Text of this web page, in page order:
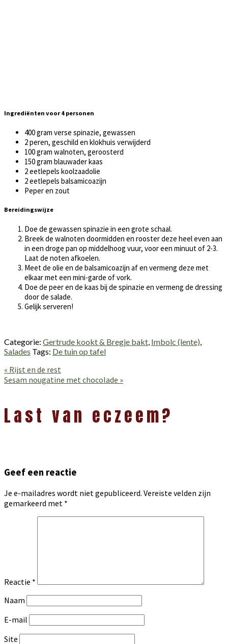
Ingrediënten voor 4 personen
400 gram verse spinazie, gewassen
2 peren, geschild en klokhuis verwijderd
100 gram walnoten, geroosterd
150 gram blauwader kaas
2 eetlepels koolzaadolie
2 eetlepels balsamicoazijn
Peper en zout
Bereidingswijze
Doe de gewassen spinazie in een grote schaal.
Breek de walnoten doormidden en rooster deze heel even aan
in een droge pan op middelhoog vuur, voor een minuut of 2-3.
Laat de noten afkoelen.
Meet de olie en de balsamicoazijn af en vermeng deze met
elkaar met een mini-garde of vork.
Doe de peer en de kaas bij de spinazie en vermeng de dressing
door de salade.
Gelijk serveren!
Categorie: Gertrude kookt & Bregje bakt, Imbolc (lente),
Salades Tags: De tuin op tafel
Vorig
bericht:
« Rijst en de rest
Volgend
Sesam nougatine met chocolade »
Interacties
Last van eczeem?
Geef een reactie
Je e-mailadres wordt niet gepubliceerd. Vereiste velden zijn
gemarkeerd met *
Reactie *
Naam
E-mail
Site